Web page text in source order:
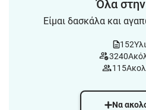
Όλα
Είμαι δασκάλα και
152
3240
115
Να